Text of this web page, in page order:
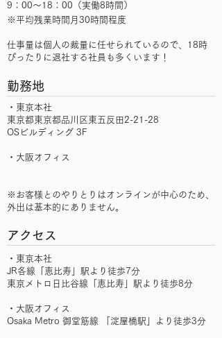
9：00～18：00（実働8時間）
※平均残業時間月30時間程度
仕事量は個人の裁量に任せられているので、18時
ぴったりに退社する社員も多くいます！
勤務地
・​東京本社
東京都東京都品川区東五反田2-21-28
OSビルディング 3F
・大阪オフィス
※お客様とのやりとりはオンラインが中心のため、
外出は基本的にありません。
アクセス
​​・東京本社
JR各線「恵比寿」駅より徒歩7分
東京メトロ日比谷線「恵比寿」駅より徒歩8分
・大阪オフィス
Osaka Metro 御堂筋線 「淀屋橋駅」より徒歩3分